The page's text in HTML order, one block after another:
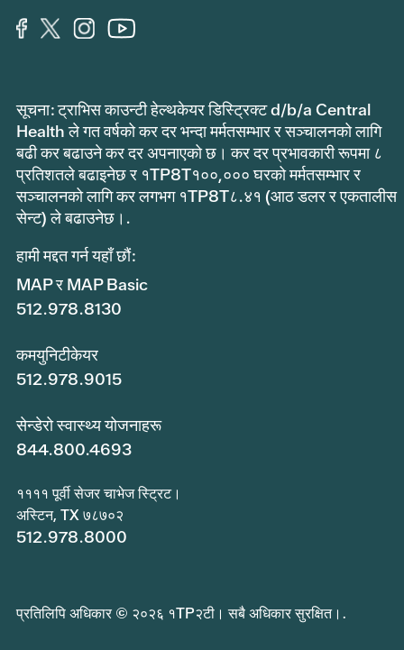
सूचना: ट्राभिस काउन्टी हेल्थकेयर डिस्ट्रिक्ट d/b/a Central
Health ले गत वर्षको कर दर भन्दा मर्मतसम्भार र सञ्चालनको लागि
बढी कर बढाउने कर दर अपनाएको छ। कर दर प्रभावकारी रूपमा ८
प्रतिशतले बढाइनेछ र १TP8T१००,००० घरको मर्मतसम्भार र
सञ्चालनको लागि कर लगभग १TP8T८.४१ (आठ डलर र एकतालीस
सेन्ट) ले बढाउनेछ।.
हामी मद्दत गर्न यहाँ छौं:
MAP र MAP Basic
512.978.8130
कमयुनिटीकेयर
512.978.9015
सेन्डेरो स्वास्थ्य योजनाहरू
844.800.4693
११११ पूर्वी सेजर चाभेज स्ट्रिट।
अस्टिन, TX ७८७०२
512.978.8000
प्रतिलिपि अधिकार © २०२६ १TP२टी। सबै अधिकार सुरक्षित।.